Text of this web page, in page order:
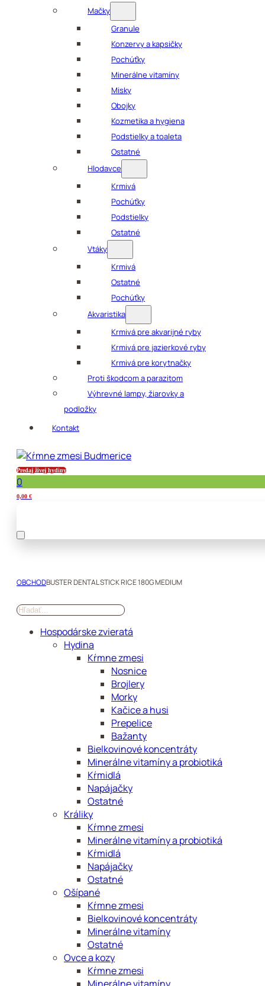
Mačky
Granule
Konzervy a kapsičky
Pochúťky
Minerálne vitamíny
Misky
Obojky
Kozmetika a hygiena
Podstielky a toaleta
Ostatné
Hlodavce
Krmivá
Pochúťky
Podstielky
Ostatné
Vtáky
Krmivá
Ostatné
Pochúťky
Akvaristika
Krmivá pre akvarijné ryby
Krmivá pre jazierkové ryby
Krmivá pre korytnačky
Proti škodcom a parazitom
Výhrevné lampy, žiarovky a
podložky
Kontakt
Predaj živej hydiny
0
0,00 €
OBCHODBUSTER DENTAL STICK RICE 180G MEDIUM
Hospodárske zvieratá
Hydina
Kŕmne zmesi
Nosnice
Brojlery
Morky
Kačice a husi
Prepelice
Bažanty
Bielkovinové koncentráty
Minerálne vitamíny a probiotiká
Kŕmidlá
Napájačky
Ostatné
Králiky
Kŕmne zmesi
Minerálne vitamíny a probiotiká
Kŕmidlá
Napájačky
Ostatné
Ošípané
Kŕmne zmesi
Bielkovinové koncentráty
Minerálne vitamíny
Ostatné
Ovce a kozy
Kŕmne zmesi